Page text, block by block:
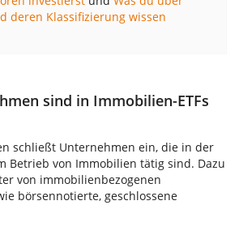
deren Klassifizierung wissen
sind in Immobilien-ETFs
schließt Unternehmen ein, die in der
Betrieb von Immobilien tätig sind. Dazu
von immobilienbezogenen
börsennotierte, geschlossene